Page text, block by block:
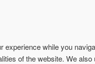
while you
of the website. We